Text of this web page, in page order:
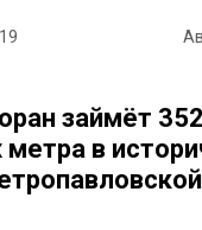
займёт 352
в